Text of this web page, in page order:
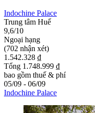
Indochine Palace
Trung tâm Huế
9,6/10
Ngoại hạng
(702 nhận xét)
1.542.328 ₫
Tổng 1.748.999 ₫
bao gồm thuế & phí
05/09 - 06/09
Indochine Palace